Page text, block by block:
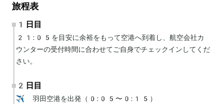
旅程表
1日目
21:05を目安に余裕をもって空港へ到着し、航空会社カ
ウンターの受付時間に合わせてご自身でチェックインしてくだ
さい。
2日目
✈️ 羽田空港を出発（0:05〜0:15）